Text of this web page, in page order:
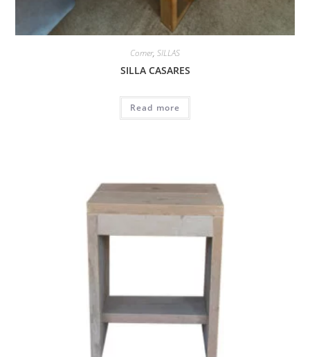
Comer, SILLAS
SILLA CASARES
Read more